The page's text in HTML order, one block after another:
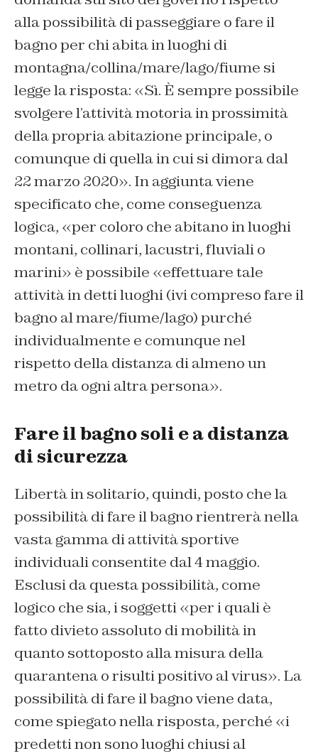
alla possibilità di passeggiare o fare il
bagno per chi abita in luoghi di
montagna/collina/mare/lago/fiume si
legge la risposta: «Sì. È sempre possibile
svolgere l’attività motoria in prossimità
della propria abitazione principale, o
comunque di quella in cui si dimora dal
22 marzo 2020». In aggiunta viene
specificato che, come conseguenza
logica, «per coloro che abitano in luoghi
montani, collinari, lacustri, fluviali o
marini» è possibile «effettuare tale
attività in detti luoghi (ivi compreso fare il
bagno al mare/fiume/lago) purché
individualmente e comunque nel
rispetto della distanza di almeno un
metro da ogni altra persona».
Fare il bagno soli e a distanza
di sicurezza
Libertà in solitario, quindi, posto che la
possibilità di fare il bagno rientrerà nella
vasta gamma di attività sportive
individuali consentite dal 4 maggio.
Esclusi da questa possibilità, come
logico che sia, i soggetti «per i quali è
fatto divieto assoluto di mobilità in
quanto sottoposto alla misura della
quarantena o risulti positivo al virus». La
possibilità di fare il bagno viene data,
come spiegato nella risposta, perché «i
predetti non sono luoghi chiusi al